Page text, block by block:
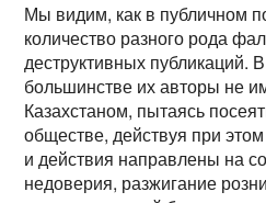
Мы видим, как в публичном
количество разного рода
деструктивных
большинстве их авторы не
Казахстаном, пытаясь
обществе, действуя при
и действия направлены на
недоверия, разжигание